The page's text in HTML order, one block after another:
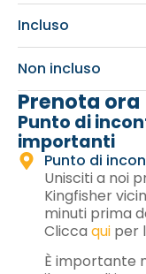
Incluso
Non incluso
Prenota ora
Punto di
importanti
Punto di
Unisciti a noi
Kingfisher
minuti prima
Clicca qui per
È importante